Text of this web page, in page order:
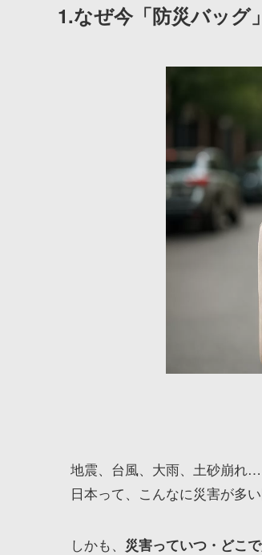
1.なぜ今「防災バッグ
地震、台風、大雨、土砂崩れ…
日本って、こんなに災害が多
しかも、 災害っていつ・どこ